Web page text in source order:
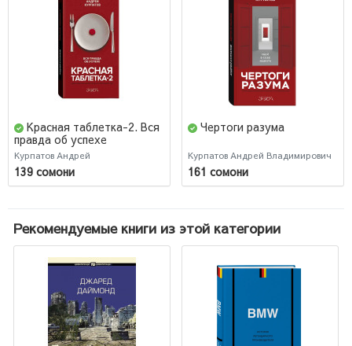
Красная таблетка-2. Вся
правда об успехе
Курпатов Андрей
139 сомони
Чертоги разума
Курпатов Андрей Владимирович
161 сомони
Рекомендуемые книги из этой категории